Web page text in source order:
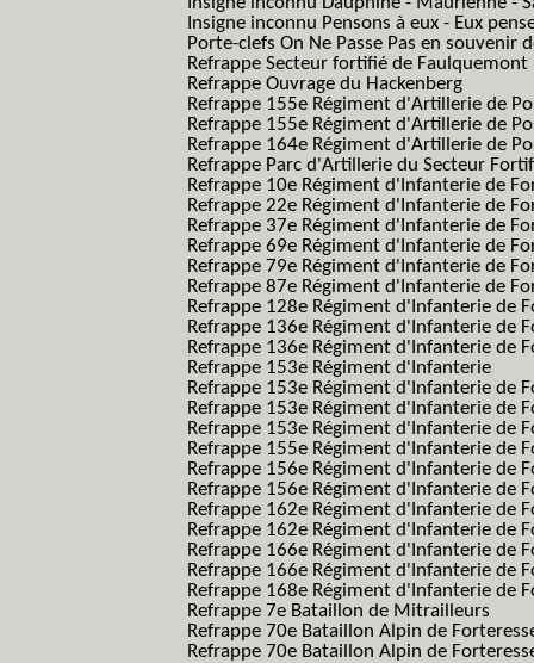
Insigne inconnu Pensons à eux - Eux
Porte-clefs On Ne Passe Pas en souvenir
Refrappe Secteur fortifié de Faulquemont
Refrappe Ouvrage du Hackenberg
Refrappe 155e Régiment d'Artillerie de
Refrappe 155e Régiment d'Artillerie de
Refrappe 164e Régiment d'Artillerie de
Refrappe Parc d'Artillerie du Secteur
Refrappe 10e Régiment d'Infanterie de
Refrappe 22e Régiment d'Infanterie de
Refrappe 37e Régiment d'Infanterie de
Refrappe 69e Régiment d'Infanterie de
Refrappe 79e Régiment d'Infanterie de
Refrappe 87e Régiment d'Infanterie de
Refrappe 128e Régiment d'Infanterie de
Refrappe 136e Régiment d'Infanterie de
Refrappe 136e Régiment d'Infanterie de
Refrappe 153e Régiment d'Infanterie
Refrappe 153e Régiment d'Infanterie de
Refrappe 153e Régiment d'Infanterie de
Refrappe 153e Régiment d'Infanterie de
Refrappe 155e Régiment d'Infanterie de
Refrappe 156e Régiment d'Infanterie de
Refrappe 156e Régiment d'Infanterie de
Refrappe 162e Régiment d'Infanterie de
Refrappe 162e Régiment d'Infanterie de
Refrappe 166e Régiment d'Infanterie de
Refrappe 166e Régiment d'Infanterie de
Refrappe 168e Régiment d'Infanterie de
Refrappe 7e Bataillon de Mitrailleurs
Refrappe 70e Bataillon Alpin de
Refrappe 70e Bataillon Alpin de